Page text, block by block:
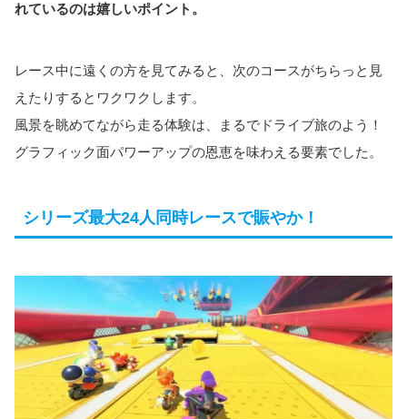
れているのは嬉しいポイント。
レース中に遠くの方を見てみると、次のコースがちらっと見
えたりするとワクワクします。
風景を眺めてながら走る体験は、まるでドライブ旅のよう！
グラフィック面パワーアップの恩恵を味わえる要素でした。
シリーズ最大24人同時レースで賑やか！